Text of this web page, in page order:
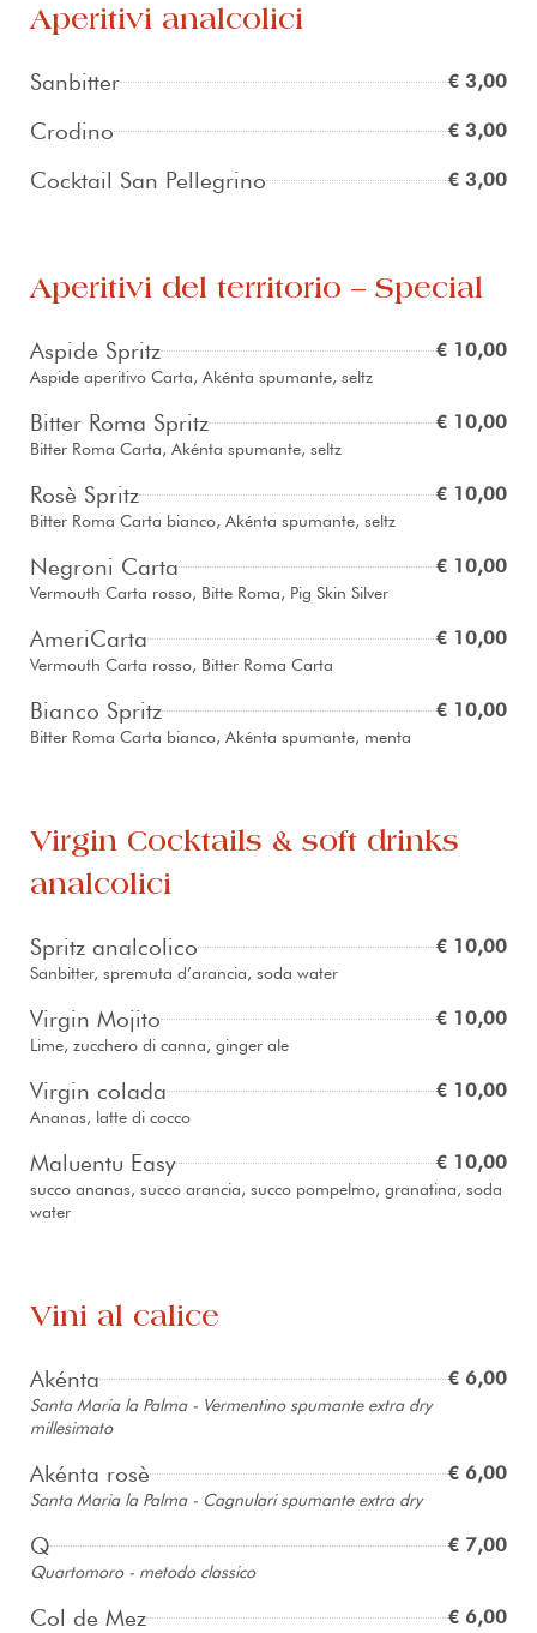
Aperitivi analcolici
Sanbitter € 3,00
Crodino € 3,00
Cocktail San Pellegrino € 3,00
Aperitivi del territorio – Special
Aspide Spritz € 10,00
Aspide aperitivo Carta, Akénta spumante, seltz
Bitter Roma Spritz € 10,00
Bitter Roma Carta, Akénta spumante, seltz
Rosè Spritz € 10,00
Bitter Roma Carta bianco, Akénta spumante, seltz
Negroni Carta € 10,00
Vermouth Carta rosso, Bitte Roma, Pig Skin Silver
AmeriCarta € 10,00
Vermouth Carta rosso, Bitter Roma Carta
Bianco Spritz € 10,00
Bitter Roma Carta bianco, Akénta spumante, menta
Virgin Cocktails & soft drinks
analcolici
Spritz analcolico € 10,00
Sanbitter, spremuta d’arancia, soda water
Virgin Mojito € 10,00
Lime, zucchero di canna, ginger ale
Virgin colada € 10,00
Ananas, latte di cocco
Maluentu Easy € 10,00
succo ananas, succo arancia, succo pompelmo, granatina, soda
water
Vini al calice
Akénta € 6,00
Santa Maria la Palma - Vermentino spumante extra dry
millesimato
Akénta rosè € 6,00
Santa Maria la Palma - Cagnulari spumante extra dry
Q € 7,00
Quartomoro - metodo classico
Col de Mez € 6,00